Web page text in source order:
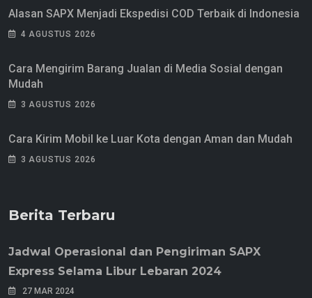
Alasan SAPX Menjadi Ekspedisi COD Terbaik di Indonesia
4 AGUSTUS 2026
Cara Mengirim Barang Jualan di Media Sosial dengan
Mudah
3 AGUSTUS 2026
Cara Kirim Mobil ke Luar Kota dengan Aman dan Mudah
3 AGUSTUS 2026
Berita Terbaru
Jadwal Operasional dan Pengiriman SAPX
Express Selama Libur Lebaran 2024
27 MAR 2024